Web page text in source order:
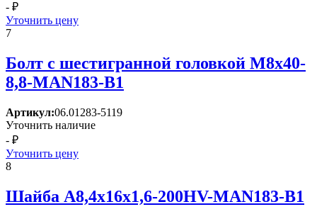
- ₽
Уточнить цену
7
Болт с шестигранной головкой M8x40-
8,8-MAN183-B1
Артикул:06.01283-5119
Уточнить наличие
- ₽
Уточнить цену
8
Шайба A8,4x16x1,6-200HV-MAN183-B1